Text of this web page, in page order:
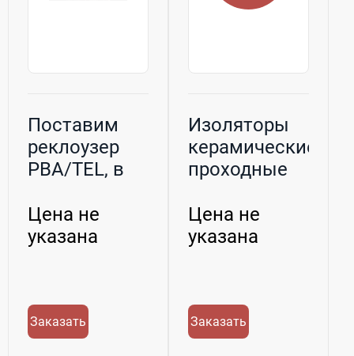
Поставим
реклоузер
РВА/TEL, в
osm/tel-15,...
Цена не
указана
Заказать
Изоляторы
керамические
проходные
для ...
Цена не
указана
Заказать